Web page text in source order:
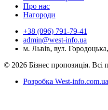
Про нас
Нагороди
+38 (096) 791-79-41
admin@west-info.ua
м. Львів, вул.
© 2026 Бізнес пропозиція. Всі
Розробка West-info.com.ua